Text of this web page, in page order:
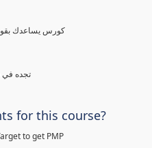
تجده في
for this course?
to get PMP